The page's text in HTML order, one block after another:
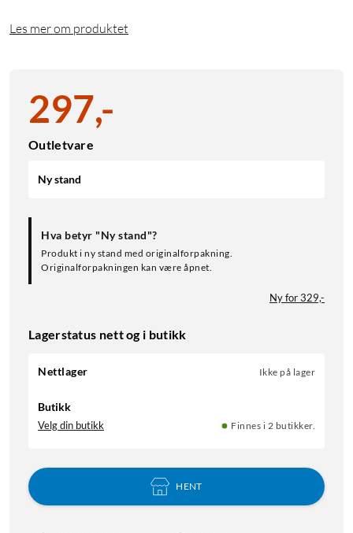
Les mer om produktet
297,-
Outletvare
Ny stand
Hva betyr "Ny stand"?
Produkt i ny stand med originalforpakning.
Originalforpakningen kan være åpnet.
Ny for 329,-
Lagerstatus nett og i butikk
Nettlager Ikke på lager
Butikk
Velg din butikk Finnes i 2 butikker.
HENT